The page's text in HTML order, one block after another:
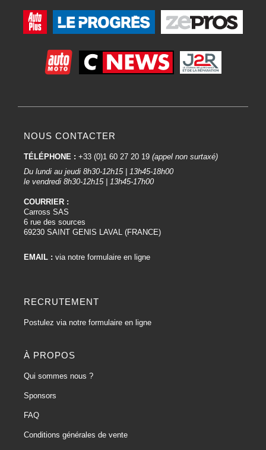
NOUS CONTACTER
TÉLÉPHONE : +33 (0)1 60 27 20 19 (appel non surtaxé)
Du lundi au jeudi 8h30-12h15 | 13h45-18h00
le vendredi 8h30-12h15 | 13h45-17h00
COURRIER :
Carross SAS
6 rue des sources
69230 SAINT GENIS LAVAL (FRANCE)
EMAIL : via notre formulaire en ligne
RECRUTEMENT
Postulez via notre formulaire en ligne
À PROPOS
Qui sommes nous ?
Sponsors
FAQ
Conditions générales de vente